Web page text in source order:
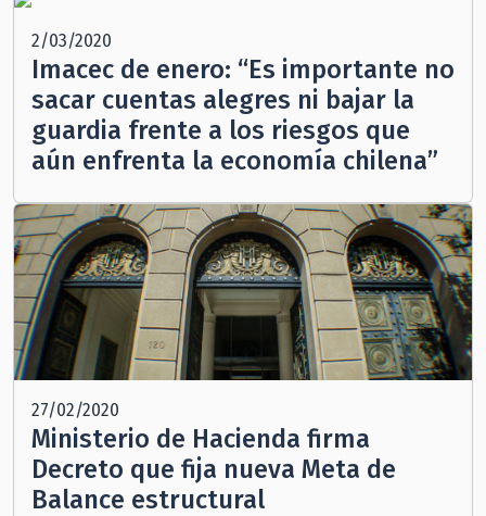
2/03/2020
Imacec de enero: “Es importante no
sacar cuentas alegres ni bajar la
guardia frente a los riesgos que
aún enfrenta la economía chilena”
27/02/2020
Ministerio de Hacienda firma
Decreto que fija nueva Meta de
Balance estructural